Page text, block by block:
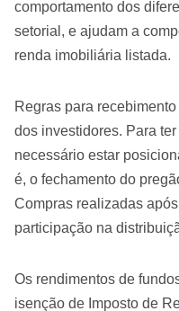
comportamento dos
setorial, e ajudam a
renda imobiliária listada.
Regras para
dos investidores. Para
necessário estar
é, o fechamento do
Compras realizadas
participação na
Os rendimentos de
isenção de Imposto de